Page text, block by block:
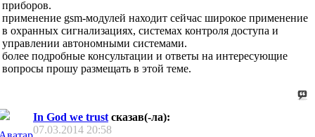
приборов.
применение gsm-модулей находит сейчас широкое применение
в охранных сигнализациях, системах контроля доступа и
управлении автономными системами.
более подробные консультации и ответы на интересующие
вопросы прошу размещать в этой теме.
In God we trust сказав(-ла):
07.03.2014 20:58